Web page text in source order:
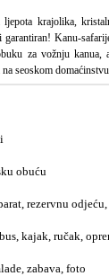
krajolika,
Kanu-
za vožnju
seoskom domaćinstvu.
obuću
rezervnu
kajak, ručak,
zabava, foto